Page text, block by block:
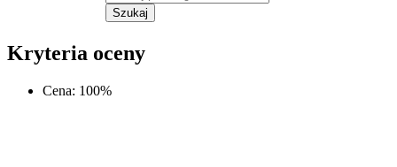
Szukaj
Kryteria oceny
Cena: 100%